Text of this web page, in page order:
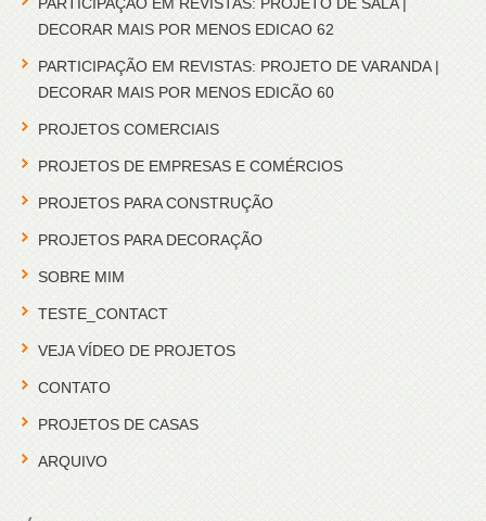
DECORAR MAIS POR MENOS EDICAO 62
PARTICIPAÇÃO EM REVISTAS: PROJETO DE VARANDA |
DECORAR MAIS POR MENOS EDICÃO 60
PROJETOS COMERCIAIS
PROJETOS DE EMPRESAS E COMÉRCIOS
PROJETOS PARA CONSTRUÇÃO
PROJETOS PARA DECORAÇÃO
SOBRE MIM
TESTE_CONTACT
VEJA VÍDEO DE PROJETOS
CONTATO
PROJETOS DE CASAS
ARQUIVO